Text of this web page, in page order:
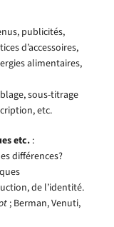
publicités,
d’accessoires,
alimentaires,
sous-titrage
etc.
etc. :
différences?
de l’identité.
; Berman, Venuti,